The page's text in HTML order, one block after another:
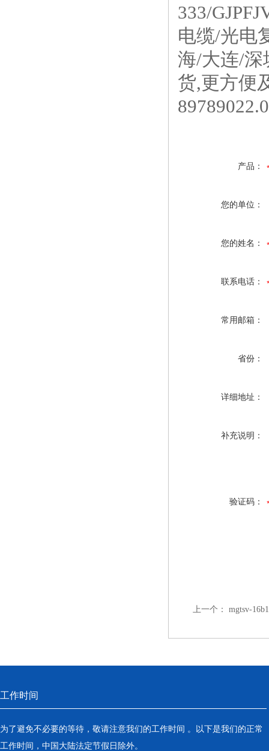
333/
电缆/光电
海/大连/深
货,更方便
89789022
产品：
您的单位：
您的姓名：
联系电话：
常用邮箱：
省份：
详细地址：
补充说明：
验证码：
上一个： mgtsv-
工作时间
为了避免不必要的等待，敬请注意我们的工作时间 。以下是我们的正常
工作时间，中国大陆法定节假日除外。